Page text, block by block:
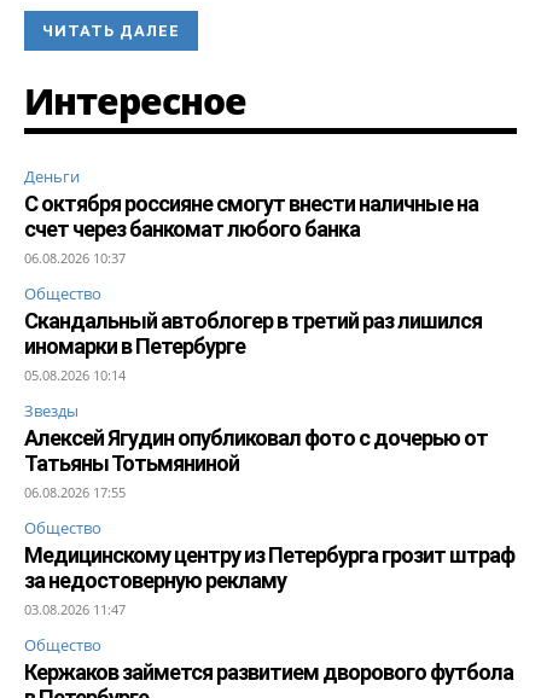
ЧИТАТЬ ДАЛЕЕ
Интересное
Деньги
С октября россияне смогут внести наличные на
счет через банкомат любого банка
06.08.2026 10:37
Общество
Скандальный автоблогер в третий раз лишился
иномарки в Петербурге
05.08.2026 10:14
Звезды
Алексей Ягудин опубликовал фото с дочерью от
Татьяны Тотьмяниной
06.08.2026 17:55
Общество
Медицинскому центру из Петербурга грозит штраф
за недостоверную рекламу
03.08.2026 11:47
Общество
Кержаков займется развитием дворового футбола